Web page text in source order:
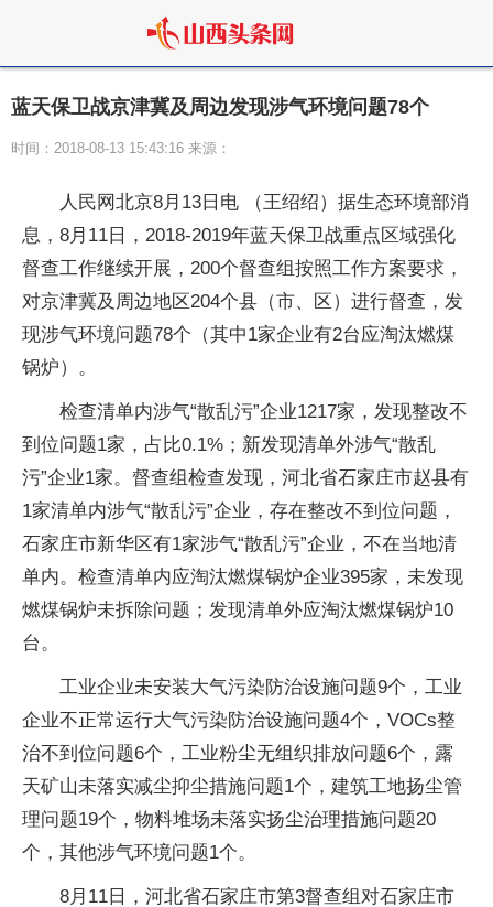
蓝天保卫战京津冀及周边发现涉气环境问题78个
时间：2018-08-13 15:43:16 来源：
人民网北京8月13日电 （王绍绍）据生态环境部消
息，8月11日，2018-2019年蓝天保卫战重点区域强化
督查工作继续开展，200个督查组按照工作方案要求，
对京津冀及周边地区204个县（市、区）进行督查，发
现涉气环境问题78个（其中1家企业有2台应淘汰燃煤
锅炉）。
检查清单内涉气“散乱污”企业1217家，发现整改不
到位问题1家，占比0.1%；新发现清单外涉气“散乱
污”企业1家。督查组检查发现，河北省石家庄市赵县有
1家清单内涉气“散乱污”企业，存在整改不到位问题，
石家庄市新华区有1家涉气“散乱污”企业，不在当地清
单内。检查清单内应淘汰燃煤锅炉企业395家，未发现
燃煤锅炉未拆除问题；发现清单外应淘汰燃煤锅炉10
台。
工业企业未安装大气污染防治设施问题9个，工业
企业不正常运行大气污染防治设施问题4个，VOCs整
治不到位问题6个，工业粉尘无组织排放问题6个，露
天矿山未落实减尘抑尘措施问题1个，建筑工地扬尘管
理问题19个，物料堆场未落实扬尘治理措施问题20
个，其他涉气环境问题1个。
8月11日，河北省石家庄市第3督查组对石家庄市